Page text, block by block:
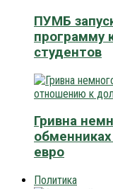
ПУМБ
программу
студентов
Гривна
евро
Политика